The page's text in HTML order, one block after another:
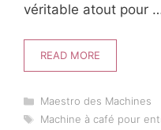
véritable atout pour
READ MORE
Catégories
Maestro des Machines
Étiquettes
Machine à café pour